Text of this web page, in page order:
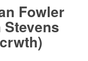
Fowler